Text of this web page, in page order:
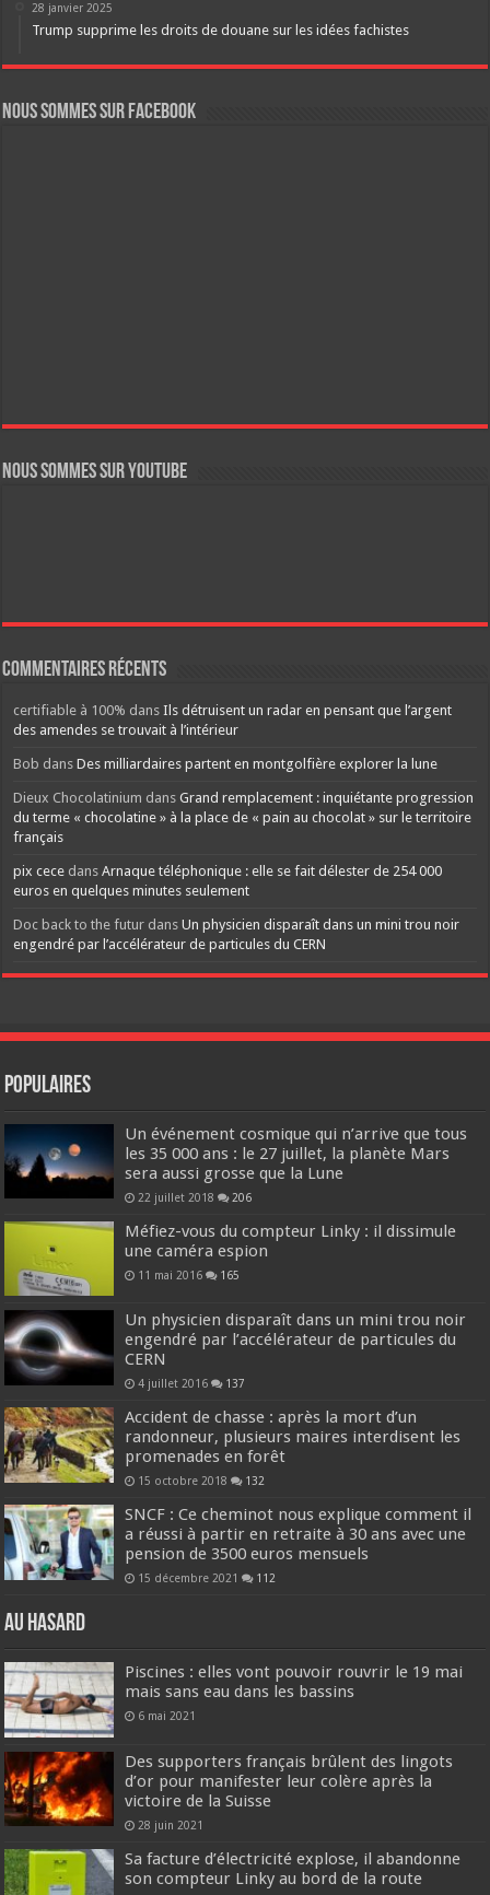
28 janvier 2025
Trump supprime les droits de douane sur les idées fachistes
Nous sommes sur FaceBook
Nous sommes sur YouTube
Commentaires récents
certifiable à 100% dansIls détruisent un radar en pensant que l’argent
des amendes se trouvait à l’intérieur
Bob dansDes milliardaires partent en montgolfière explorer la lune
Dieux Chocolatinium dansGrand remplacement : inquiétante progression
du terme « chocolatine » à la place de « pain au chocolat » sur le territoire
français
pix cece dansArnaque téléphonique : elle se fait délester de 254 000
euros en quelques minutes seulement
Doc back to the futur dansUn physicien disparaît dans un mini trou noir
engendré par l’accélérateur de particules du CERN
Populaires
Un événement cosmique qui n’arrive que tous
les 35 000 ans : le 27 juillet, la planète Mars
sera aussi grosse que la Lune
22 juillet 2018 206
Méfiez-vous du compteur Linky : il dissimule
une caméra espion
11 mai 2016 165
Un physicien disparaît dans un mini trou noir
engendré par l’accélérateur de particules du
CERN
4 juillet 2016 137
Accident de chasse : après la mort d’un
randonneur, plusieurs maires interdisent les
promenades en forêt
15 octobre 2018 132
SNCF : Ce cheminot nous explique comment il
a réussi à partir en retraite à 30 ans avec une
pension de 3500 euros mensuels
15 décembre 2021 112
Au hasard
Piscines : elles vont pouvoir rouvrir le 19 mai
mais sans eau dans les bassins
6 mai 2021
Des supporters français brûlent des lingots
d’or pour manifester leur colère après la
victoire de la Suisse
28 juin 2021
Sa facture d’électricité explose, il abandonne
son compteur Linky au bord de la route